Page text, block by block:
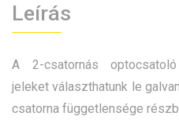
Leírás
A 2-csatornás
jeleket választhatunk le
csatorna függetlensége